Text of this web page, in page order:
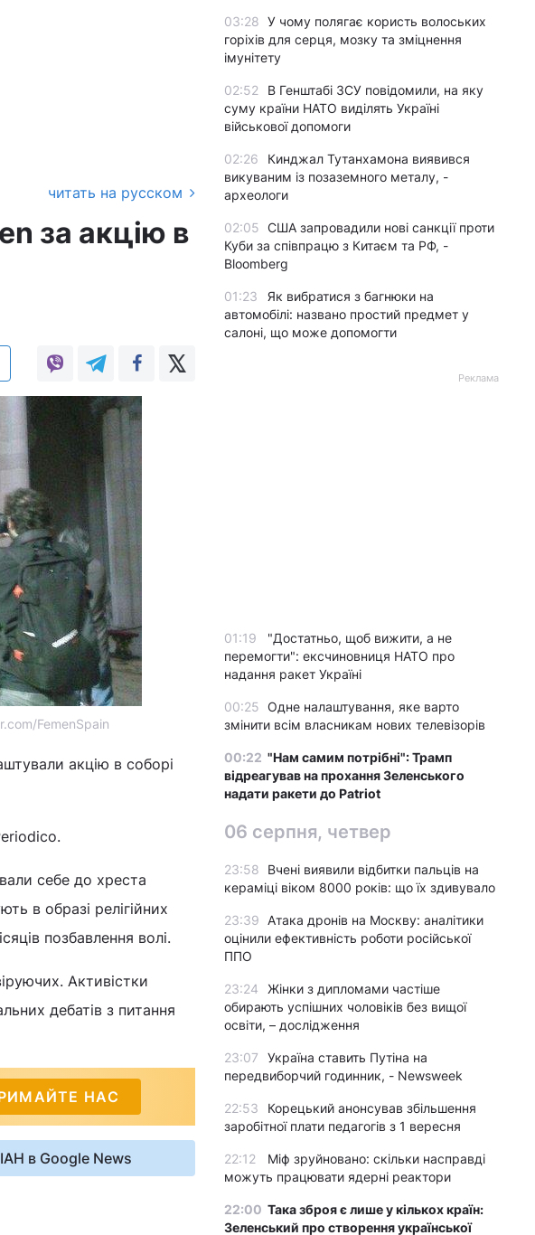
читать на русском
за акцію в
FemenSpain
акцію в соборі
себе до хреста
в образі релігійних
позбавлення волі.
Активістки
дебатів з питання
НАС
в Google News
03:28 У чому полягає користь волоських
горіхів для серця, мозку та зміцнення
імунітету
02:52
В Генштабі ЗСУ повідомили, на яку
суму країни НАТО виділять Україні
військової допомоги
02:26
Кинджал Тутанхамона виявився
викуваним із позаземного металу, -
археологи
02:05 США запровадили нові санкції проти
Куби за співпрацю з Китаєм та РФ, -
Bloomberg
01:23
Як вибратися з багнюки на
автомобілі: названо простий предмет у
салоні, що може допомогти
Реклама
01:19
"Достатньо, щоб вижити, а не
перемогти": ексчиновниця НАТО про
надання ракет Україні
00:25 Одне налаштування, яке варто
змінити всім власникам нових телевізорів
00:22 "Нам самим потрібні": Трамп
відреагував на прохання Зеленського
надати ракети до Patriot
06 серпня, четвер
23:58
Вчені виявили відбитки пальців на
кераміці віком 8000 років: що їх здивувало
23:39
Атака дронів на Москву: аналітики
оцінили ефективність роботи російської
ППО
23:24
Жінки з дипломами частіше
обирають успішних чоловіків без вищої
освіти, – дослідження
23:07
Україна ставить Путіна на
передвиборчий годинник, - Newsweek
22:53
Корецький анонсував збільшення
заробітної плати педагогів з 1 вересня
22:12
Міф зруйновано: скільки насправді
можуть працювати ядерні реактори
22:00 Така зброя є лише у кількох країн:
Зеленський про створення української